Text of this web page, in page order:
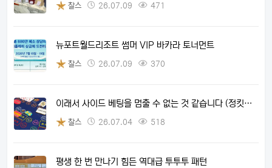
찰스 26.07.09 471
뉴포트월드리조트 썸머 VIP 바카라 토너먼트
찰스 26.07.09 370
이래서 사이드 베팅을 멈출 수 없는 것 같습니다 (정킷…
찰스 26.07.04 518
평생 한 번 만나기 힘든 역대급 투투투 패턴